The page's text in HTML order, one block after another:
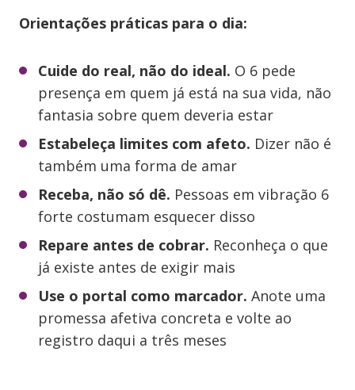
Orientações práticas para o dia:
Cuide do real, não do ideal. O 6 pede
presença em quem já está na sua vida, não
fantasia sobre quem deveria estar
Estabeleça limites com afeto. Dizer não é
também uma forma de amar
Receba, não só dê. Pessoas em vibração 6
forte costumam esquecer disso
Repare antes de cobrar. Reconheça o que
já existe antes de exigir mais
Use o portal como marcador. Anote uma
promessa afetiva concreta e volte ao
registro daqui a três meses